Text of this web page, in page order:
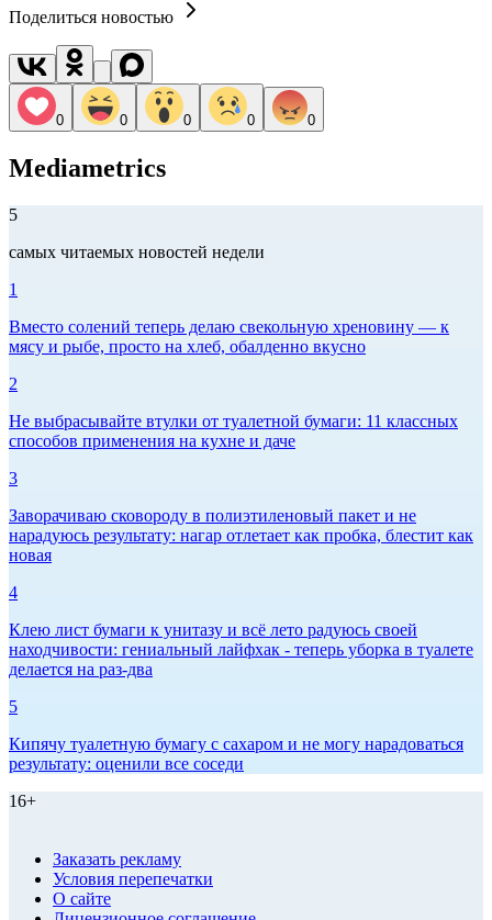
Поделиться новостью
0 0 0 0 0
Mediametrics
5
самых читаемых новостей недели
1
Вместо солений теперь делаю свекольную хреновину — к
мясу и рыбе, просто на хлеб, обалденно вкусно
2
Не выбрасывайте втулки от туалетной бумаги: 11 классных
способов применения на кухне и даче
3
Заворачиваю сковороду в полиэтиленовый пакет и не
нарадуюсь результату: нагар отлетает как пробка, блестит как
новая
4
Клею лист бумаги к унитазу и всё лето радуюсь своей
находчивости: гениальный лайфхак - теперь уборка в туалете
делается на раз-два
5
Кипячу туалетную бумагу с сахаром и не могу нарадоваться
результату: оценили все соседи
16+
Заказать рекламу
Условия перепечатки
О сайте